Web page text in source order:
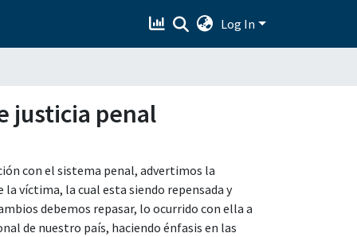
Log In
justicia penal
con el sistema penal, advertimos la
víctima, la cual esta siendo repensada y
debemos repasar, lo ocurrido con ella a
de nuestro país, haciendo énfasis en las